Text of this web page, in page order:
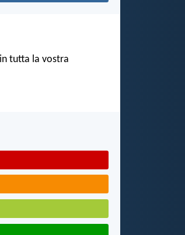
tutta la vostra